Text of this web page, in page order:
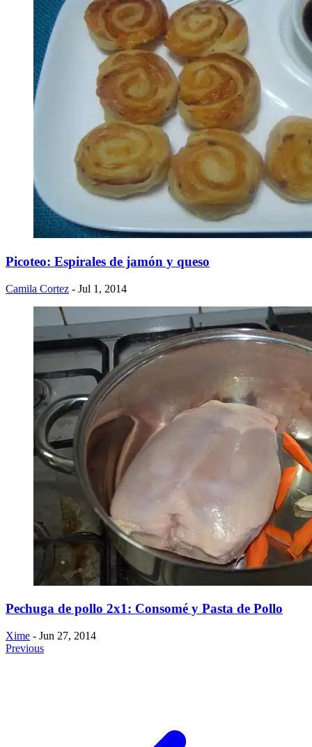
Picoteo: Espirales de jamón y queso
Camila Cortez - Jul 1, 2014
Pechuga de pollo 2x1: Consomé y Pasta de Pollo
Xime - Jun 27, 2014
Previous